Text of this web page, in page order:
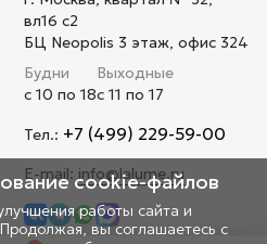
вл16 с2
БЦ Neopolis 3 этаж, офис 324
Будни
с 10 по 18
Выходные
с 11 по 17
Тел.: +7 (499) 229-59-00
E-mail: info@lalume.ru
cookie-файлов
работы сайта и
вы соглашаетесь с